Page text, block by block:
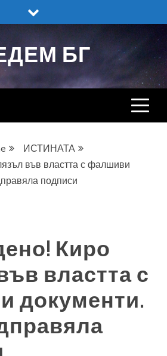
БГ
ИСТИНАТА
във властта с фалшиви
подписи
Киро
властта с
документи.